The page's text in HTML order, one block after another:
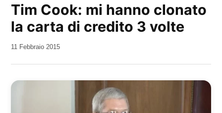
Tim Cook: mi hanno clonato
la carta di credito 3 volte
da
11 Febbraio 2015